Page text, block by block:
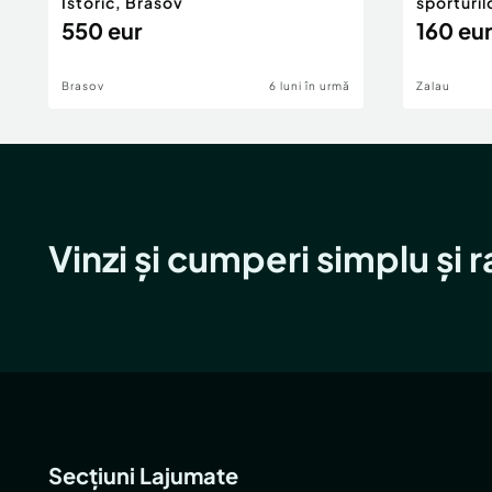
550 eur
Brasov 6 luni în urmă
160 eur
Zalau
Vinzi și cumperi simplu și
Secțiuni Lajumate